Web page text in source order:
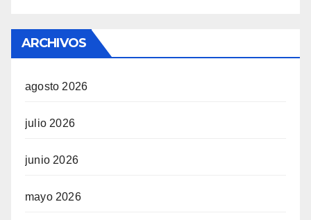
ARCHIVOS
agosto 2026
julio 2026
junio 2026
mayo 2026